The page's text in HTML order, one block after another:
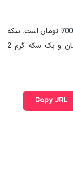
قیمت نیمی از سکه برای معاملات 2 میلیون و 7000 تومان است. سکه
سه ماهه نیز با قیمت 1 میلیون و 7000 تومان و یک سکه گرم 2
Copy URL